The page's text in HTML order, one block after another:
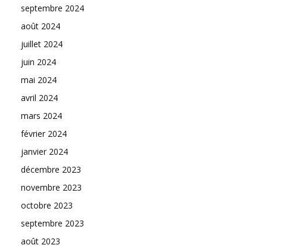
septembre 2024
août 2024
juillet 2024
juin 2024
mai 2024
avril 2024
mars 2024
février 2024
janvier 2024
décembre 2023
novembre 2023
octobre 2023
septembre 2023
août 2023